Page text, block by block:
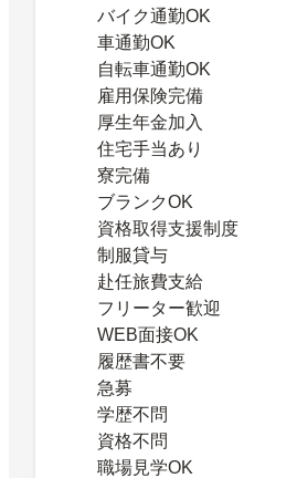
バイク通勤OK
車通勤OK
自転車通勤OK
雇用保険完備
厚生年金加入
住宅手当あり
寮完備
ブランクOK
資格取得支援制度
制服貸与
赴任旅費支給
フリーター歓迎
WEB面接OK
履歴書不要
急募
学歴不問
資格不問
職場見学OK